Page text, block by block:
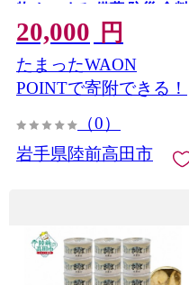
物 おつまみ 備蓄 防災 食料
長期保存 非常食 和尚印 】
RT860-12
20,000 円
たまったWAON
POINTで寄附できる！
（0）
岩手県陸前高田市